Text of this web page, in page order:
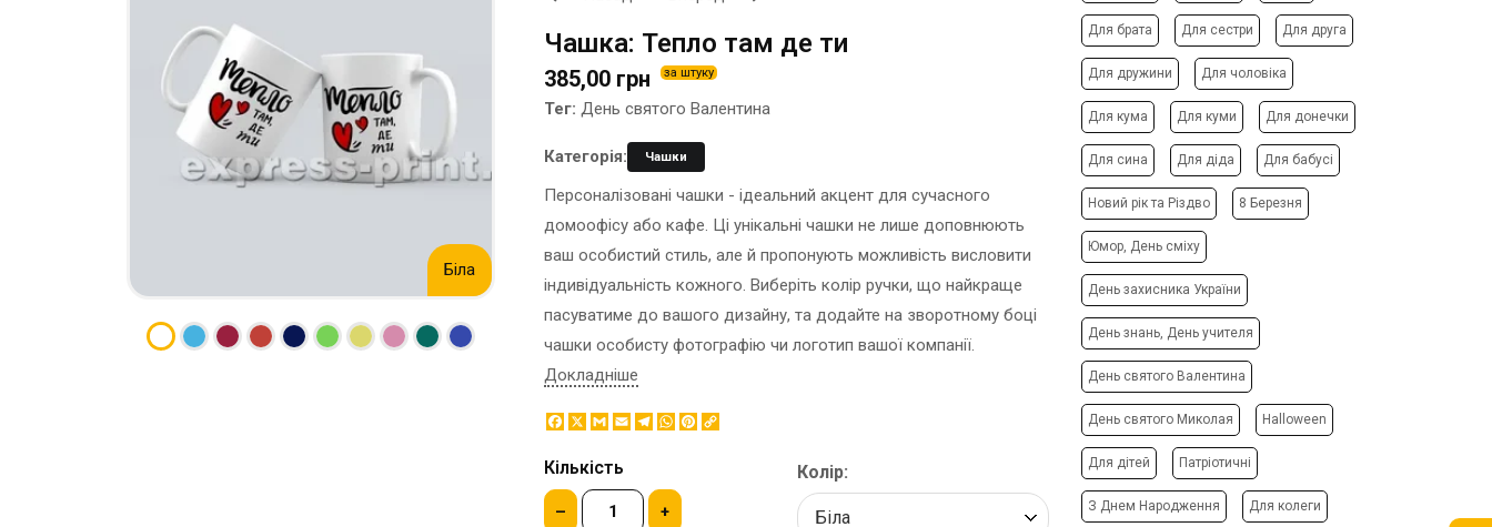
ПРОШИВКА ДИПЛОМУ/
ТВЕРДА ОБКЛАДИНКА
ПРЯМА ТА ПЛОТЕРНА
ШОВКОГРАФІЯ / УФ ДТФ
ЛИСТІВКИ / ФЛАЄРИ
НАЛІПКИ / СТІКЕРИ
ПАПКИ
ПЛАСТИКОВІ КАРТИ
НАСТIЛЬНА КОНСТРУКЦIЯ
ПАКЕТИ
ПАПЕРОВІ СТАКАНИ
ЗНАЧКИ МЕТАЛЕВI
МЕДАЛІ
МЕТАЛ
НІЧНИК
ФОТОКУБИК
ФУТБОЛКИ / СВІТШОТИ /
ПОЛО / ХУДІ
ХОЛСТ, ПОЛОТНО
ЧОХЛИ ДЛЯ ТЕЛЕФОНУ
ШКАРПЕТКИ
ЯЛИНКОВI КУЛI
СІТІ-ЛАЙТИ
ТРАНСПОРТНА РЕКЛАМА
ДИЗАЙН ПОСЛУГИ
ЗАПРАВКА/СЕРВІС
КАРТРИДЖІВ
ВИГОТОВЛЕННЯ ШТАМПІВ
Біла
Чашка: Тепло там де ти
385,00 грн за штуку
Тег: День святого Валентина
Категорія: Чашки
Персоналізовані чашки - ідеальний акцент для сучасного
домоофісу або кафе. Ці унікальні чашки не лише доповнюють
ваш особистий стиль, але й пропонують можливість висловити
індивідуальність кожного. Виберіть колір ручки, що найкраще
пасуватиме до вашого дизайну, та додайте на зворотному боці
чашки особисту фотографію чи логотип вашої компанії.
Докладніше
Facebook
X GmailEmailTelegram
WhatsApp
Pinterest
Кількість
– +
Колір:
Для брата Для сестри Для друга
Для дружини Для чоловіка
Для кума Для куми Для донечки
Для сина Для діда Для бабусі
Новий рік та Різдво 8 Березня
Юмор, День сміху
День захисника України
День знань, День учителя
День святого Валентина
День святого Миколая Halloween
Для дітей Патріотичні
З Днем Народження Для колеги